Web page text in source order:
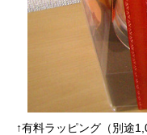
↑有料ラッピング（別途